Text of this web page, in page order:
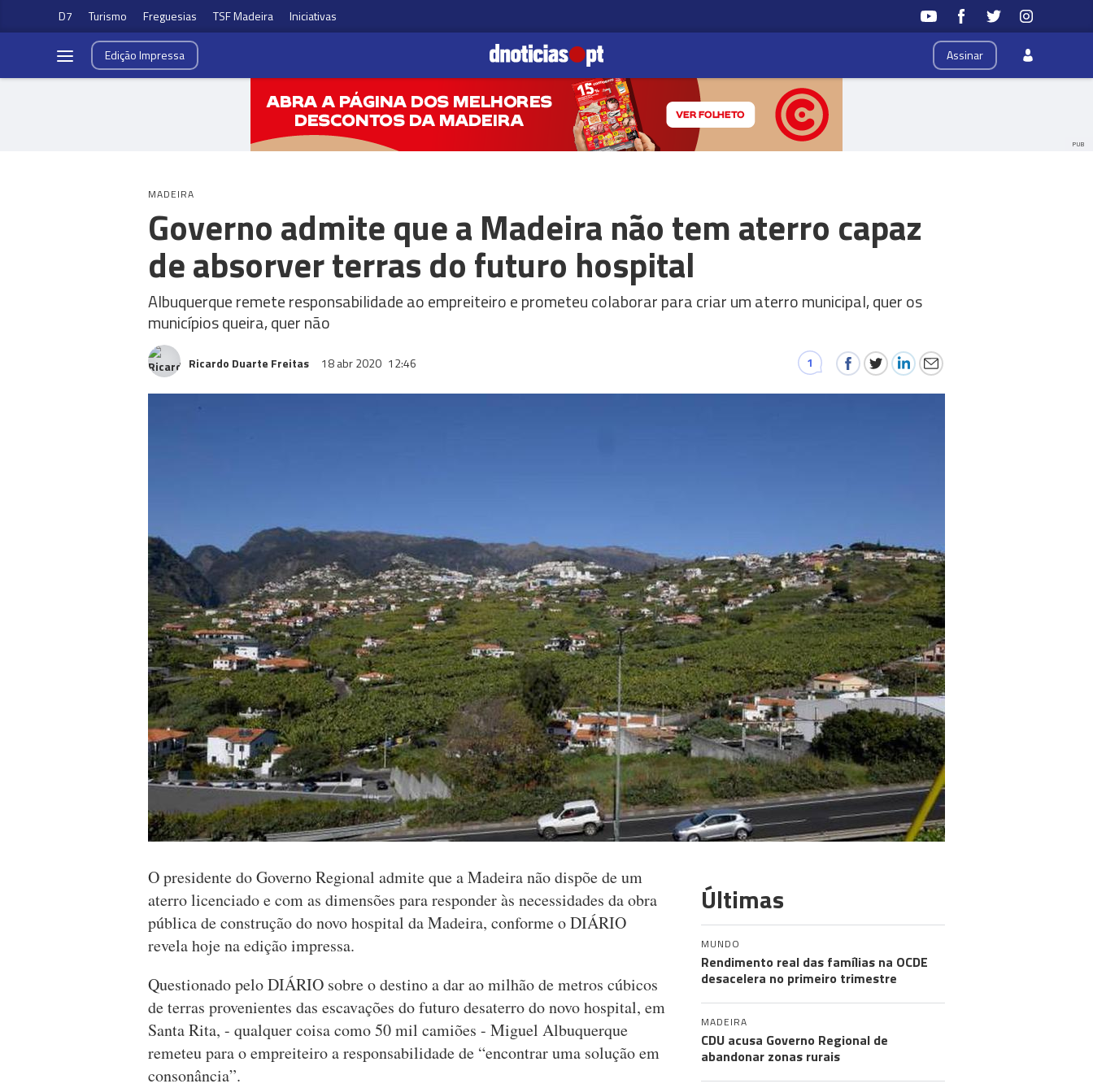
D7 Turismo Freguesias TSF Madeira Iniciativas
Assinar
EdiçãoImpressa
PUB
MADEIRA
Governo admite que a Madeira não tem aterro capaz
de absorver terras do futuro hospital
Albuquerque remete responsabilidade ao empreiteiro e prometeu colaborar para criar um aterro municipal, quer os
municípios queira, quer não
Ricardo Duarte Freitas 18 abr 2020 12:46 1
O presidente do Governo Regional admite que a Madeira não dispõe de um
aterro licenciado e com as dimensões para responder às necessidades da obra
pública de construção do novo hospital da Madeira, conforme o DIÁRIO
revela hoje na edição impressa.
Questionado pelo DIÁRIO sobre o destino a dar ao milhão de metros cúbicos
de terras provenientes das escavações do futuro desaterro do novo hospital, em
Santa Rita, - qualquer coisa como 50 mil camiões - Miguel Albuquerque
remeteu para o empreiteiro a responsabilidade de “encontrar uma solução em
consonância”.
Últimas
MUNDO
Rendimento real das famílias na OCDE
desacelera no primeiro trimestre
MADEIRA
CDU acusa Governo Regional de
abandonar zonas rurais